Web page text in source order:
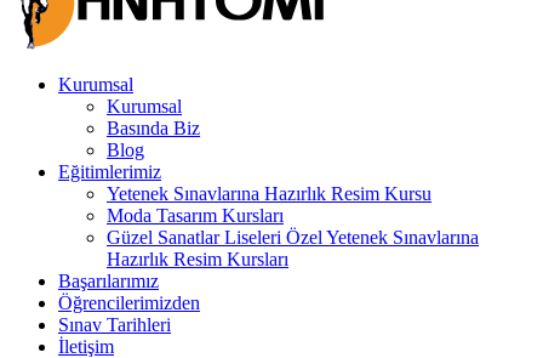
Kurumsal
Kurumsal
Basında Biz
Blog
Eğitimlerimiz
Yetenek Sınavlarına Hazırlık Resim Kursu
Moda Tasarım Kursları
Güzel Sanatlar Liseleri Özel Yetenek Sınavlarına
Hazırlık Resim Kursları
Başarılarımız
Öğrencilerimizden
Sınav Tarihleri
İletişim